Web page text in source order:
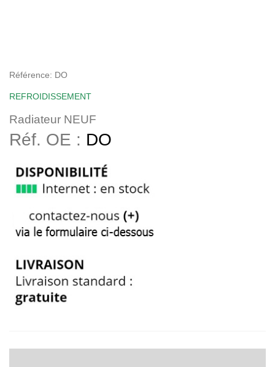
Référence: DO
REFROIDISSEMENT
Radiateur NEUF
Réf. OE : DO